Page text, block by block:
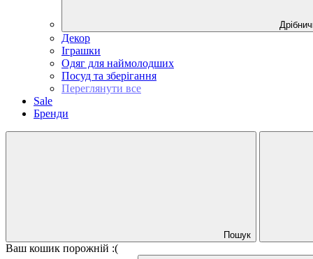
Декор
Іграшки
Одяг для наймолодших
Посуд та зберігання
Переглянути все
Sale
Бренди
Пошук
Ваш кошик порожній :(